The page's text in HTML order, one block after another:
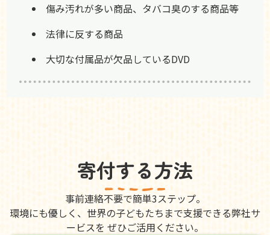
傷み汚れが多い商品、タバコ臭のする商品等
法律に反する商品
大切な付属品が欠品しているDVD
寄付する方法
事前連絡不要で簡単3ステップ。
環境にも優しく、世界の子どもたちまで支援できる弊社サ
ービスを ぜひご活用ください。